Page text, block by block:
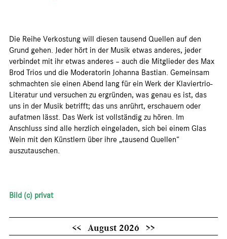
Die Reihe Verkostung will diesen tausend Quellen auf den
Grund gehen. Jeder hört in der Musik etwas anderes, jeder
verbindet mit ihr etwas anderes – auch die Mitglieder des Max
Brod Trios und die Moderatorin Johanna Bastian. Gemeinsam
schmachten sie einen Abend lang für ein Werk der Klaviertrio-
Literatur und versuchen zu ergründen, was genau es ist, das
uns in der Musik betrifft; das uns anrührt, erschauern oder
aufatmen lässt. Das Werk ist vollständig zu hören. Im
Anschluss sind alle herzlich eingeladen, sich bei einem Glas
Wein mit den Künstlern über ihre „tausend Quellen“
auszutauschen.
Bild (c) privat
<< August 2026 >>